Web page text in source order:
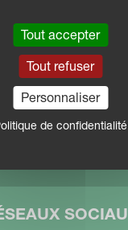
8820 Torhout, België
Tel: +32 2 582 80 02
Tout accepter
Tout refuser
Personnaliser
de confidentialité